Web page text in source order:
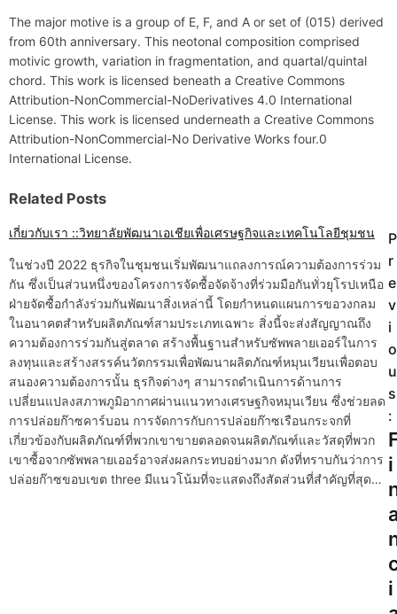
The major motive is a group of E, F, and A or set of (015) derived
from 60th anniversary. This neotonal composition comprised
motivic growth, variation in fragmentation, and quartal/quintal
chord. This work is licensed beneath a Creative Commons
Attribution-NonCommercial-NoDerivatives 4.0 International
License. This work is licensed underneath a Creative Commons
Attribution-NonCommercial-No Derivative Works four.0
International License.
Related Posts
เกี่ยวกับเรา ::วิทยาลัยพัฒนาเอเชียเพื่อเศรษฐกิจและเทคโนโลยีชุมชน
ในช่วงปี 2022 ธุรกิจในชุมชนเริ่มพัฒนาแถลงการณ์ความต้องการร่วม
กัน ซึ่งเป็นส่วนหนึ่งของโครงการจัดซื้อจัดจ้างที่ร่วมมือกันทั่วยุโรปเหนือ
ฝ่ายจัดซื้อกำลังร่วมกันพัฒนาสิ่งเหล่านี้ โดยกำหนดแผนการขอวงกลม
ในอนาคตสำหรับผลิตภัณฑ์สามประเภทเฉพาะ สิ่งนี้จะส่งสัญญาณถึง
ความต้องการร่วมกันสู่ตลาด สร้างพื้นฐานสำหรับซัพพลายเออร์ในการ
ลงทุนและสร้างสรรค์นวัตกรรมเพื่อพัฒนาผลิตภัณฑ์หมุนเวียนเพื่อตอบ
สนองความต้องการนั้น ธุรกิจต่างๆ สามารถดำเนินการด้านการ
เปลี่ยนแปลงสภาพภูมิอากาศผ่านแนวทางเศรษฐกิจหมุนเวียน ซึ่งช่วยลด
การปล่อยก๊าซคาร์บอน การจัดการกับการปล่อยก๊าซเรือนกระจกที่
เกี่ยวข้องกับผลิตภัณฑ์ที่พวกเขาขายตลอดจนผลิตภัณฑ์และวัสดุที่พวก
เขาซื้อจากซัพพลายเออร์อาจส่งผลกระทบอย่างมาก ดังที่ทราบกันว่าการ
ปล่อยก๊าซขอบเขต three มีแนวโน้มที่จะแสดงถึงสัดส่วนที่สำคัญที่สุด…
P
o
s
t
n
a
v
i
P
r
e
v
i
o
u
s
:
i
i